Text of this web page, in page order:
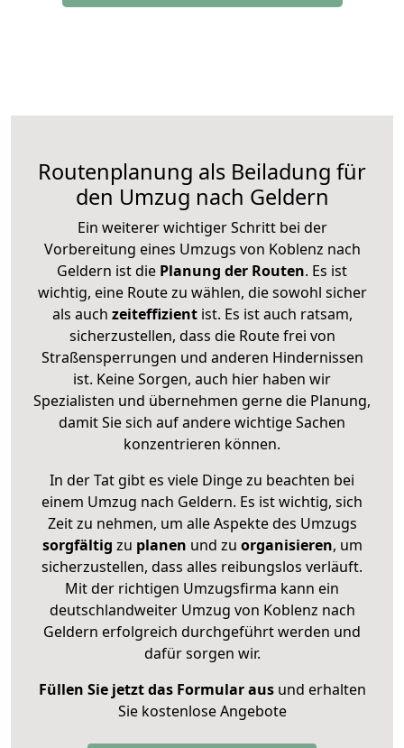
Routenplanung als Beiladung für
den Umzug nach Geldern
Ein weiterer wichtiger Schritt bei der
Vorbereitung eines Umzugs von Koblenz nach
Geldern ist die Planung der Routen. Es ist
wichtig, eine Route zu wählen, die sowohl sicher
als auch zeiteffizientist. Es ist auch ratsam,
sicherzustellen, dass die Route frei von
Straßensperrungen und anderen Hindernissen
ist. Keine Sorgen, auch hier haben wir
Spezialisten und übernehmen gerne die Planung,
damit Sie sich auf andere wichtige Sachen
konzentrieren können.
In der Tat gibt es viele Dinge zu beachten bei
einem Umzug nach Geldern. Es ist wichtig, sich
Zeit zu nehmen, um alle Aspekte des Umzugs
sorgfältig zu planen und zu organisieren, um
sicherzustellen, dass alles reibungslos verläuft.
Mit der richtigen Umzugsfirma kann ein
deutschlandweiter Umzug von Koblenz nach
Geldern erfolgreich durchgeführt werden und
dafür sorgen wir.
Füllen Sie jetzt das Formular ausund erhalten
Sie kostenlose Angebote